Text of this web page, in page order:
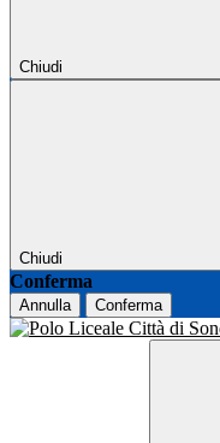
Chiudi
Chiudi
Conferma
Annulla Conferma